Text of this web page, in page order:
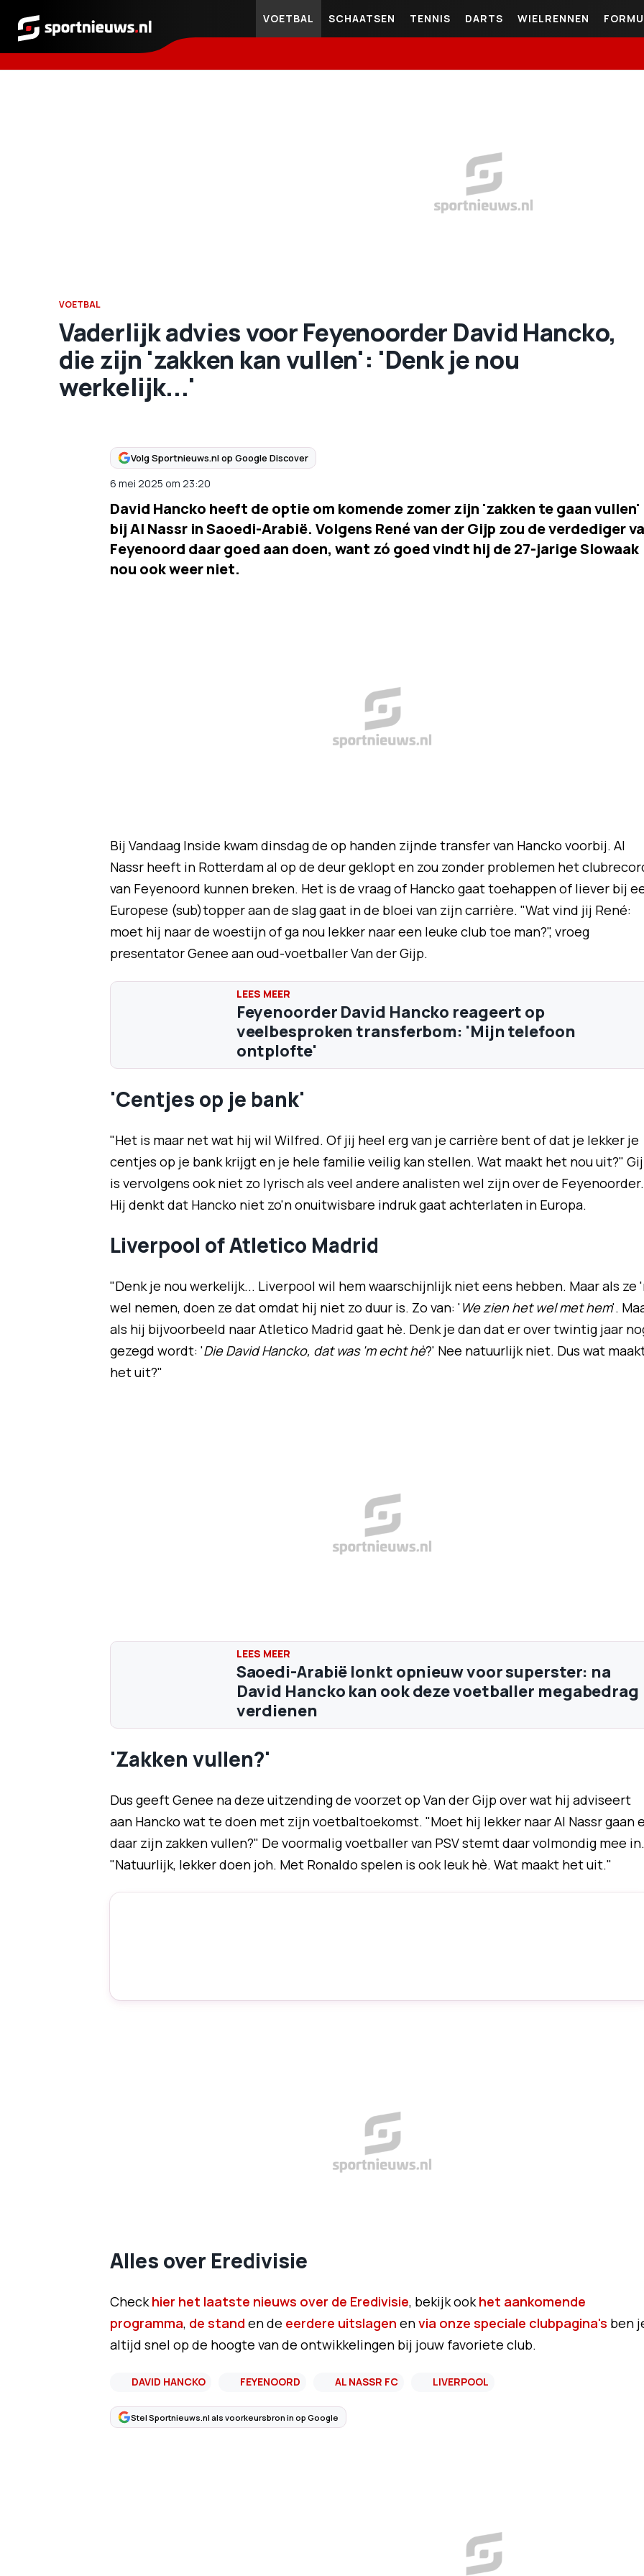
Sportnieuws.nl
VOETBAL SCHAATSEN TENNIS DARTS WIELRENNEN
VOETBAL
Vaderlijk advies voor Feyenoorder David Hancko,
die zijn 'zakken kan vullen': 'Denk je nou
werkelijk...'
Volg Sportnieuws.nl op Google Discover
6 mei 2025 om 23:20
David Hancko heeft de optie om komende zomer zijn 'zakken te gaan vullen'
bij Al Nassr in Saoedi-Arabië. Volgens René van der Gijp zou de verdediger
Feyenoord daar goed aan doen, want zó goed vindt hij de 27-jarige Slowaak
nou ook weer niet.
Bij Vandaag Inside kwam dinsdag de op handen zijnde transfer van Hancko voorbij. Al
Nassr heeft in Rotterdam al op de deur geklopt en zou zonder problemen het
van Feyenoord kunnen breken. Het is de vraag of Hancko gaat toehappen of liever bij
Europese (sub)topper aan de slag gaat in de bloei van zijn carrière. "Wat vind jij René:
moet hij naar de woestijn of ga nou lekker naar een leuke club toe man?", vroeg
presentator Genee aan oud-voetballer Van der Gijp.
Feyenoorder David Hancko reageert op
veelbesproken transferbom: 'Mijn telefoon
ontplofte'
'Centjes op je bank'
"Het is maar net wat hij wil Wilfred. Of jij heel erg van je carrière bent of dat je lekker je
centjes op je bank krijgt en je hele familie veilig kan stellen. Wat maakt het nou uit?"
is vervolgens ook niet zo lyrisch als veel andere analisten wel zijn over de Feyenoorder.
Hij denkt dat Hancko niet zo'n onuitwisbare indruk gaat achterlaten in Europa.
Liverpool of Atletico Madrid
"Denk je nou werkelijk... Liverpool wil hem waarschijnlijk niet eens hebben. Maar als ze
wel nemen, doen ze dat omdat hij niet zo duur is. Zo van: 'We zien het wel met hem'.
als hij bijvoorbeeld naar Atletico Madrid gaat hè. Denk je dan dat er over twintig jaar
gezegd wordt: 'Die David Hancko, dat was 'm echt hè?' Nee natuurlijk niet. Dus wat
het uit?"
Saoedi-Arabië lonkt opnieuw voor superster: na
David Hancko kan ook deze voetballer megabedrag
verdienen
'Zakken vullen?'
Dus geeft Genee na deze uitzending de voorzet op Van der Gijp over wat hij adviseert
aan Hancko wat te doen met zijn voetbaltoekomst. "Moet hij lekker naar Al Nassr gaan
daar zijn zakken vullen?" De voormalig voetballer van PSV stemt daar volmondig mee in.
"Natuurlijk, lekker doen joh. Met Ronaldo spelen is ook leuk hè. Wat maakt het uit."
Alles over Eredivisie
Checkhier het laatste nieuws over de Eredivisie, bekijk ookhet aankomende
programma, de stand en de eerdere uitslagen envia onze speciale clubpagina's ben
altijd snel op de hoogte van de ontwikkelingen bij jouw favoriete club.
DAVID HANCKO FEYENOORD AL NASSR FC LIVERPOOL
Stel Sportnieuws.nl als voorkeursbron in op Google